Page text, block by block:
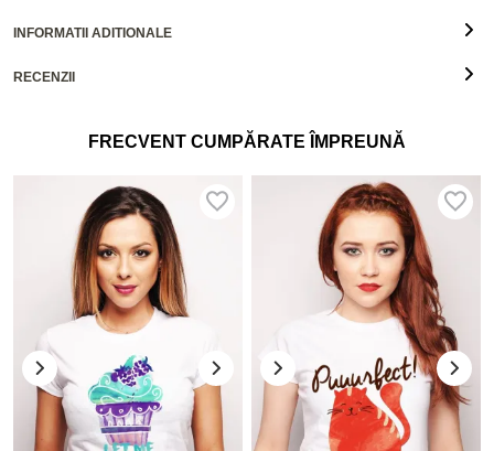
INFORMATII ADITIONALE
RECENZII
FRECVENT CUMPĂRATE ÎMPREUNĂ